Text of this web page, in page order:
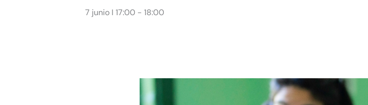
7 junio I 17:00 - 18:00